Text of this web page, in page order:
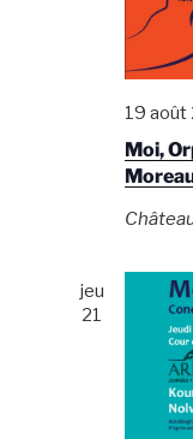
Moi,
19 août
jeu
21